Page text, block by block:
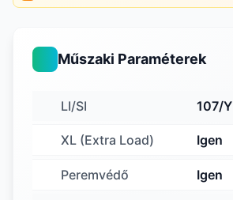
Műszaki Paraméterek
LI/SI 107/Y
XL (Extra Load) Igen
Peremvédő Igen